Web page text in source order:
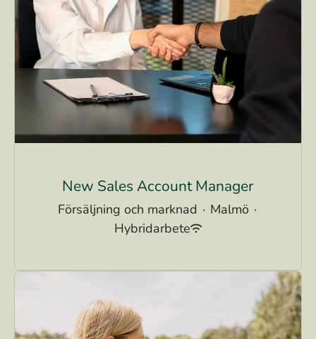
New Sales Account Manager
Försäljning och marknad · Malmö ·
Hybridarbete